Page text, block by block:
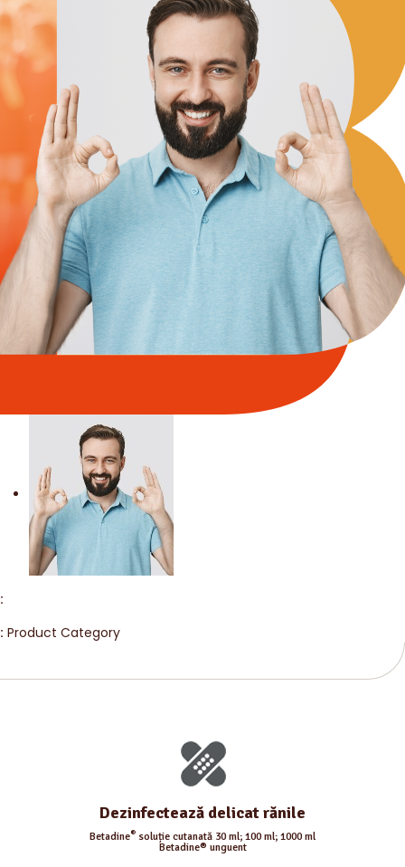
:
: Product Category
Dezinfectează delicat rănile
Betadine® soluție cutanată 30 ml; 100 ml; 1000 ml
Betadine® unguent